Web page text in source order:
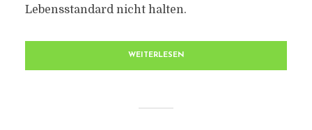
Lebensstandard nicht halten.
WEITERLESEN